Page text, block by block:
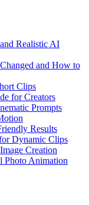
Realistic AI
and How to
Clips
for Creators
Prompts
Results
Dynamic Clips
Creation
Photo Animation